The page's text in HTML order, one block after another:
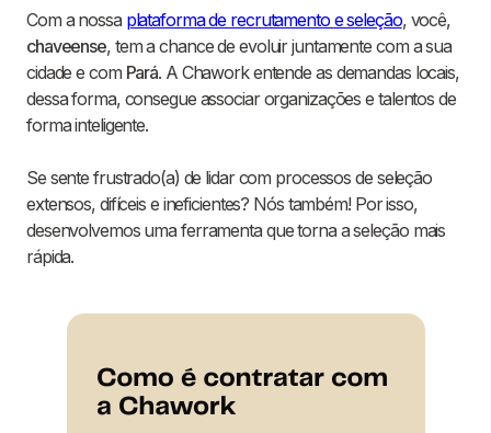
Com a nossa plataforma de recrutamento e seleção, você,
chaveense, tem a chance de evoluir juntamente com a sua
cidade e com Pará. A Chawork entende as demandas locais,
dessa forma, consegue associar organizações e talentos de
forma inteligente.
Se sente frustrado(a) de lidar com processos de seleção
extensos, difíceis e ineficientes? Nós também! Por isso,
desenvolvemos uma ferramenta que torna a seleção mais
rápida.